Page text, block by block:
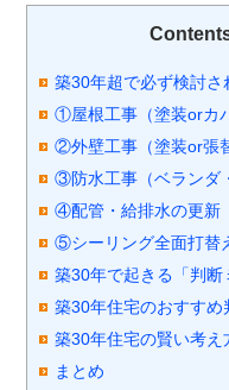
築30年超で必ず検討さ
①屋根工事（塗装orカ
②外壁工事（塗装or張
③防水工事（ベランダ
④配管・給排水の更新
⑤シーリング全面打替
築30年で起きる「判断
築30年住宅のおすすめ
築30年住宅の賢い考え
まとめ